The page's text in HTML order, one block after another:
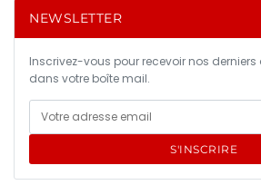
NEWSLETTER
Inscrivez-vous pour recevoir nos
dans votre boîte mail.
S'INSCRIRE